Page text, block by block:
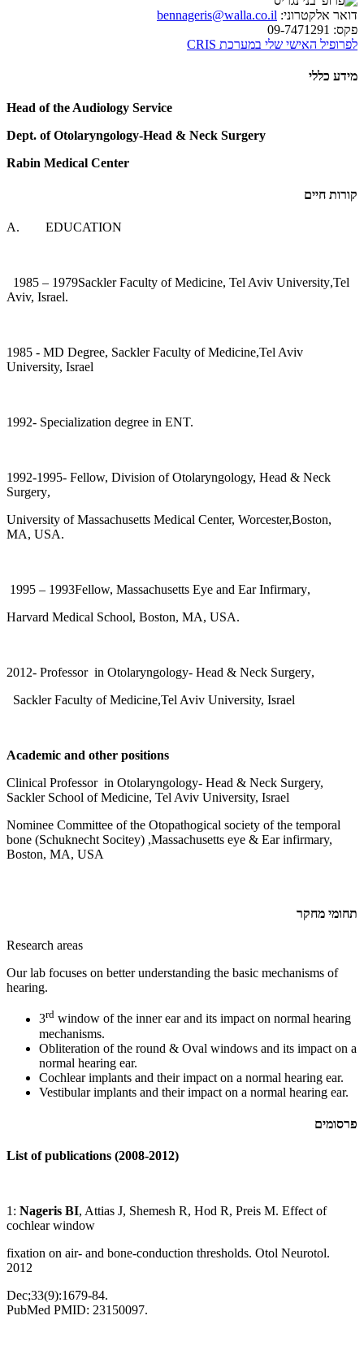
דואר אלקטרוני: bennageris@walla.co.il
פקס:
לפרופיל האישי שלי במערכת CRIS
מידע כללי
Head of the Audiology Service
Dept. of Otolaryngology-Head & Neck Surgery
Rabin Medical Center
קורות חיים
A. EDUCATION
1979 – 1985Sackler Faculty of Medicine, Tel Aviv University,Tel
Aviv, Israel.
1985 - MD Degree, Sackler Faculty of Medicine,Tel Aviv
University, Israel
1992- Specialization degree in ENT.
1992-1995- Fellow, Division of Otolaryngology, Head & Neck
Surgery,
University of Massachusetts Medical Center, Worcester,Boston,
MA, USA.
1993 – 1995Fellow, Massachusetts Eye and Ear Infirmary,
Harvard Medical School, Boston, MA, USA.
2012- Professor in Otolaryngology- Head & Neck Surgery,
Sackler Faculty of Medicine,Tel Aviv University, Israel
Academic and other positions
Clinical Professor in Otolaryngology- Head & Neck Surgery,
Sackler School of Medicine, Tel Aviv University, Israel
Nominee Committee of the Otopathogical society of the temporal
bone (Schuknecht Socitey) ,Massachusetts eye & Ear infirmary,
Boston, MA, USA
תחומי מחקר
Research areas
Our lab focuses on better understanding the basic mechanisms of
hearing.
3rd window of the inner ear and its impact on normal hearing
mechanisms.
Obliteration of the round & Oval windows and its impact on a
normal hearing ear.
Cochlear implants and their impact on a normal hearing ear.
Vestibular implants and their impact on a normal hearing ear.
פרסומים
List of publications (2008-2012)
1: Nageris BI, Attias J, Shemesh R, Hod R, Preis M. Effect of
cochlear window
fixation on air- and bone-conduction thresholds. Otol Neurotol.
2012
Dec;33(9):1679-84.
PubMed PMID: 23150097.